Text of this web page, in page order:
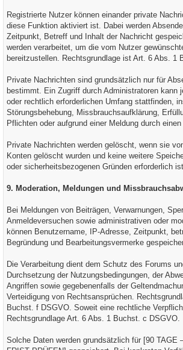
Registrierte Nutzer können einander private
diese Funktion aktiviert ist. Dabei werden
Zeitpunkt, Betreff und Inhalt der Nachricht
werden verarbeitet, um die vom Nutzer
bereitzustellen. Rechtsgrundlage ist Art. 6 Abs. 1
Private Nachrichten sind grundsätzlich nur für
bestimmt. Ein Zugriff durch Administratoren kann
oder rechtlich erforderlichen Umfang stattfinden,
Störungsbehebung, Missbrauchsaufklärung,
Pflichten oder aufgrund einer Meldung durch
Private Nachrichten werden gelöscht, wenn sie
Konten gelöscht wurden und keine weitere
oder sicherheitsbezogenen Gründen erforderlich
9. Moderation, Meldungen und
Bei Meldungen von Beiträgen, Verwarnungen,
Anmeldeversuchen sowie administrativen oder
können Benutzername, IP-Adresse, Zeitpunkt,
Begründung und Bearbeitungsvermerke
Die Verarbeitung dient dem Schutz des Forums
Durchsetzung der Nutzungsbedingungen, der
Angriffen sowie gegebenenfalls der
Verteidigung von Rechtsansprüchen.
Buchst. f DSGVO. Soweit eine rechtliche
Rechtsgrundlage Art. 6 Abs. 1 Buchst. c DSGVO.
Solche Daten werden grundsätzlich für [90 TAGE